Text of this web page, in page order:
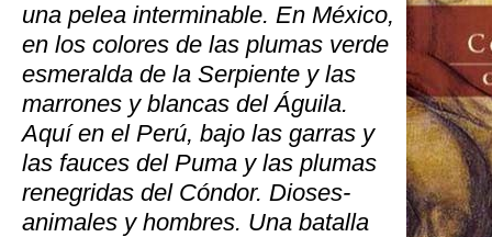
una pelea interminable. En México,
en los colores de las plumas verde
esmeralda de la Serpiente y las
marrones y blancas del Águila.
Aquí en el Perú, bajo las garras y
las fauces del Puma y las plumas
renegridas del Cóndor. Dioses-
animales y hombres. Una batalla